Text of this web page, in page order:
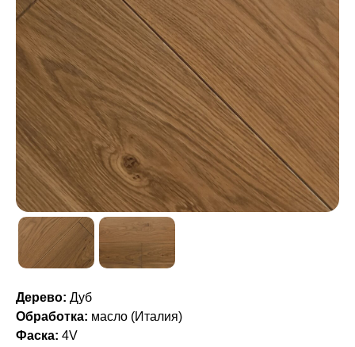
Дерево: Дуб
Обработка: масло (Италия)
Фаска: 4V